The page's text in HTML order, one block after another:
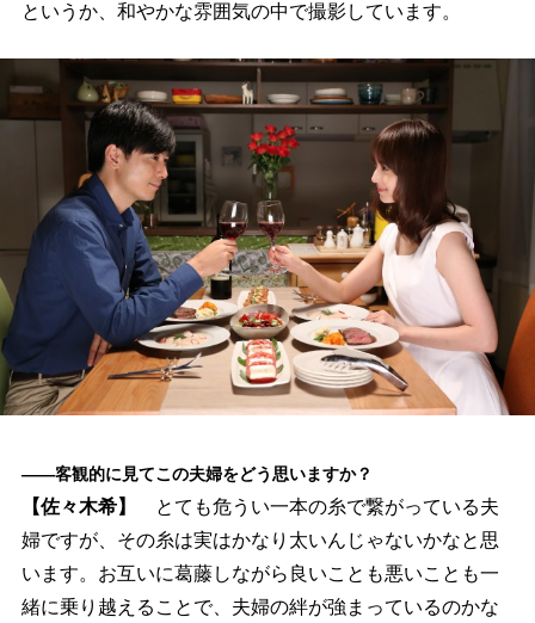
というか、和やかな雰囲気の中で撮影しています。
――客観的に見てこの夫婦をどう思いますか？
【佐々木希】
とても危うい一本の糸で繋がっている夫
婦ですが、その糸は実はかなり太いんじゃないかなと思
います。お互いに葛藤しながら良いことも悪いことも一
緒に乗り越えることで、夫婦の絆が強まっているのかな